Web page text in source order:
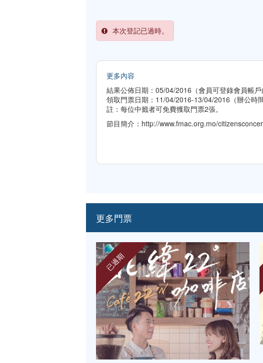
本次登記已過時。
更多內容
結果公佈日期：05/04/2016（會員可登錄會員帳戶
領取門票日期：11/04/2016-13/04/2016（辦公時間
註：每位中籤者可免費獲取門票2張。
節目簡介： http://www.fmac.org.mo/
更多門票
已過期
『國樂風韻…中國經典歷史人物系列』民族